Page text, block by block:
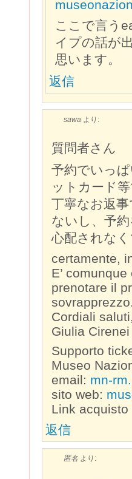
ここで言う
イプの話が
思います。
返信
sawa より:
質問者さん
予約でいっ
ットカード
丁寧なお返
ないし、予
心配されな
certamente,
E’
prenotare il
Cordiali
Giulia Cirenei
Supporto
Museo
email: mn-
sito web:
Link
返信
匿名 より: